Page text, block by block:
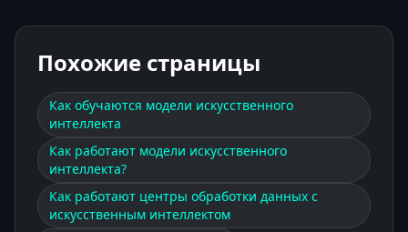
Похожие страницы
Как обучаются модели искусственного
интеллекта
Как работают модели искусственного
интеллекта?
Как работают центры обработки данных с
искусственным интеллектом